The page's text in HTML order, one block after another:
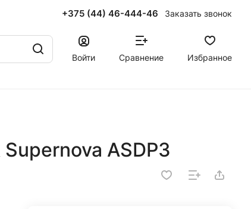
+375 (44) 46-444-46 Заказать звонок
Войти Сравнение Избранное
ASDP3